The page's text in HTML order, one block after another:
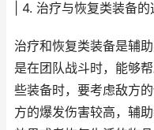
| 4. 治疗与恢复类装备的
治疗和恢复类装备是辅
是在团队战斗时，能够
些装备时，要考虑敌方
方的爆发伤害较高，辅